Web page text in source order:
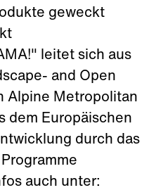
geweckt
leitet sich aus
and Open
Alpine Metropolitan
dem Europäischen
durch das
auch unter: